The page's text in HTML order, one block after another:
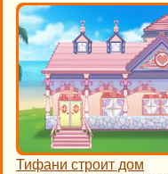
Тифани строит дом